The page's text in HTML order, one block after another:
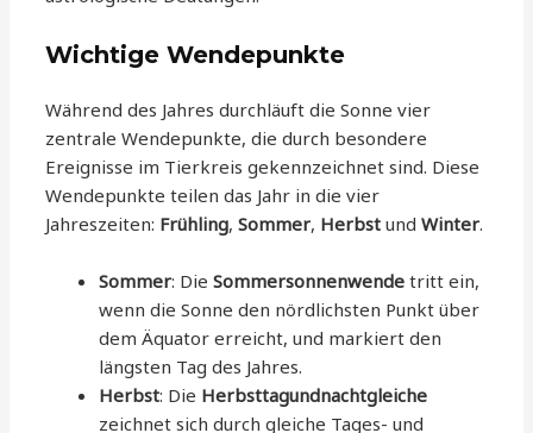
Wichtige Wendepunkte
Während des Jahres durchläuft die Sonne vier
zentrale Wendepunkte, die durch besondere
Ereignisse im Tierkreis gekennzeichnet sind. Diese
Wendepunkte teilen das Jahr in die vier
Jahreszeiten: Frühling,Sommer, Herbst undWinter.
Sommer: DieSommersonnenwende tritt ein,
wenn die Sonne den nördlichsten Punkt über
dem Äquator erreicht, und markiert den
längsten Tag des Jahres.
Herbst: Die Herbsttagundnachtgleiche
zeichnet sich durch gleiche Tages- und